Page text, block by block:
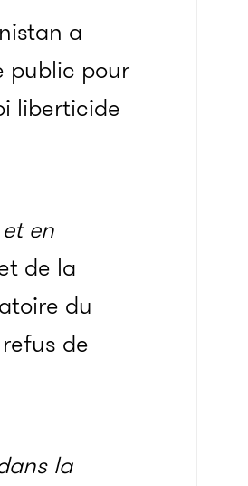
a
public pour
liberticide
en
de la
du
de
la